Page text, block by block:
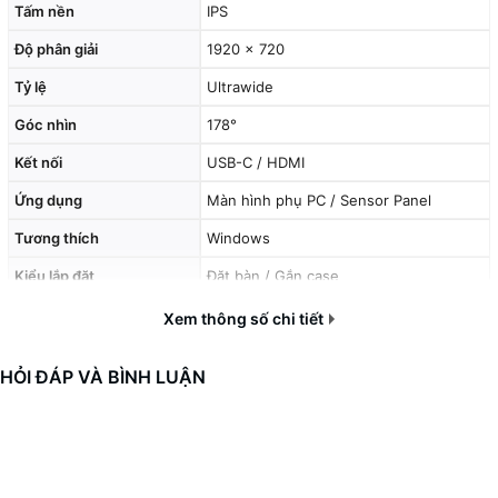
HIỂN THỊ MONITORING CHUYÊN NGHIỆP
Màn hình TURZX hỗ trợ hiển thị đầy đủ các thông số phần
cứng như:
Nhiệt độ CPU / GPU
Dung lượng RAM
FPS game
Mang lại trải nghiệm monitoring trực quan và cực kỳ chuyên
Tấm nền IPS
Độ phân giải 1920 x 720
Tỷ lệ Ultrawide
Góc nhìn 178°
Kết nối USB-C / HDMI
Ứng dụng Màn hình phụ PC / Sensor Panel
Tương thích Windows
Kiểu lắp đặt Đặt bàn / Gắn case
Xem thông số chi tiết
HỎI ĐÁP VÀ BÌNH LUẬN